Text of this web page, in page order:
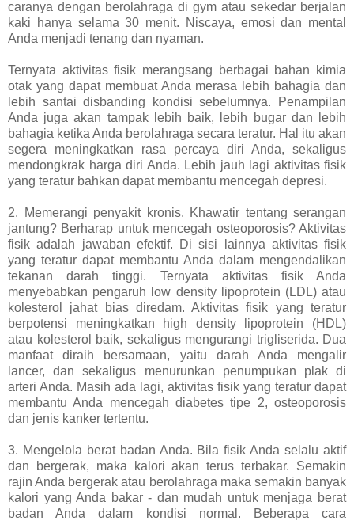
caranya dengan berolahraga di gym atau sekedar berjalan
kaki hanya selama 30 menit. Niscaya, emosi dan mental
Anda menjadi tenang dan nyaman.
Ternyata aktivitas fisik merangsang berbagai bahan kimia
otak yang dapat membuat Anda merasa lebih bahagia dan
lebih santai disbanding kondisi sebelumnya. Penampilan
Anda juga akan tampak lebih baik, lebih bugar dan lebih
bahagia ketika Anda berolahraga secara teratur. Hal itu akan
segera meningkatkan rasa percaya diri Anda, sekaligus
mendongkrak harga diri Anda. Lebih jauh lagi aktivitas fisik
yang teratur bahkan dapat membantu mencegah depresi.
2. Memerangi penyakit kronis. Khawatir tentang serangan
jantung? Berharap untuk mencegah osteoporosis? Aktivitas
fisik adalah jawaban efektif. Di sisi lainnya aktivitas fisik
yang teratur dapat membantu Anda dalam mengendalikan
tekanan darah tinggi. Ternyata aktivitas fisik Anda
menyebabkan pengaruh low density lipoprotein (LDL) atau
kolesterol jahat bias diredam. Aktivitas fisik yang teratur
berpotensi meningkatkan high density lipoprotein (HDL)
atau kolesterol baik, sekaligus mengurangi trigliserida. Dua
manfaat diraih bersamaan, yaitu darah Anda mengalir
lancer, dan sekaligus menurunkan penumpukan plak di
arteri Anda. Masih ada lagi, aktivitas fisik yang teratur dapat
membantu Anda mencegah diabetes tipe 2, osteoporosis
dan jenis kanker tertentu.
3. Mengelola berat badan Anda. Bila fisik Anda selalu aktif
dan bergerak, maka kalori akan terus terbakar. Semakin
rajin Anda bergerak atau berolahraga maka semakin banyak
kalori yang Anda bakar - dan mudah untuk menjaga berat
badan Anda dalam kondisi normal. Beberapa cara